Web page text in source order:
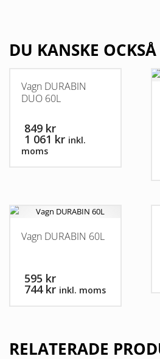
DU KANSKE
Vagn DURABIN
DUO 60L
849 kr
1 061 kr inkl.
moms
Vagn DURABIN 60L
595 kr
744 kr inkl. moms
RELATERADE